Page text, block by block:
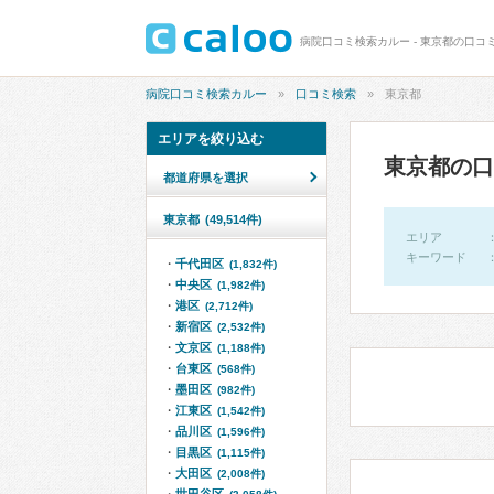
病院口コミ検索カルー - 東京都の口コ
病院口コミ検索カルー 口コミ検索 東京都
東京都の
エリア
キーワード
エリアを絞り込む
都道府県を選択
東京都 (49,514件)
千代田区 (1,832件)
中央区 (1,982件)
港区 (2,712件)
新宿区 (2,532件)
文京区 (1,188件)
台東区 (568件)
墨田区 (982件)
江東区 (1,542件)
品川区 (1,596件)
目黒区 (1,115件)
大田区 (2,008件)